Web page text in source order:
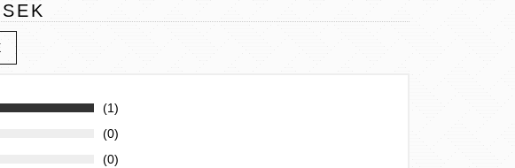
(1)
(0)
(0)